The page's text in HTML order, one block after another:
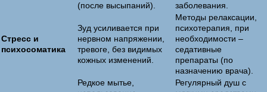
(после высыпаний).
заболевания.
Стресс и
психосоматика
Зуд усиливается при
нервном напряжении,
тревоге, без видимых
кожных изменений.
Методы релаксации,
психотерапия, при
необходимости –
седативные
препараты (по
назначению врача).
Редкое мытье,
Регулярный душ с